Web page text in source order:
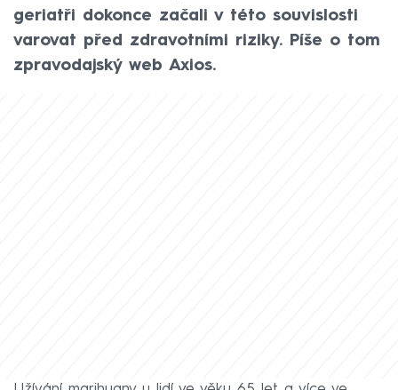
geriatři dokonce začali v této souvislosti
varovat před zdravotními riziky. Píše o tom
zpravodajský web Axios.